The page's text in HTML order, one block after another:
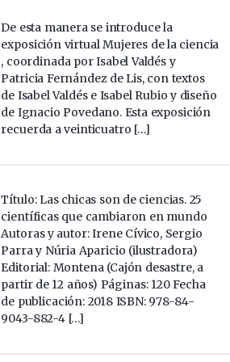
De esta manera se introduce la
exposición virtual Mujeres de la ciencia
, coordinada por Isabel Valdés y
Patricia Fernández de Lis, con textos
de Isabel Valdés e Isabel Rubio y diseño
de Ignacio Povedano. Esta exposición
recuerda a veinticuatro […]
Título: Las chicas son de ciencias. 25
científicas que cambiaron en mundo
Autoras y autor: Irene Cívico, Sergio
Parra y Núria Aparicio (ilustradora)
Editorial: Montena (Cajón desastre, a
partir de 12 años) Páginas: 120 Fecha
de publicación: 2018 ISBN: 978-84-
9043-882-4 […]